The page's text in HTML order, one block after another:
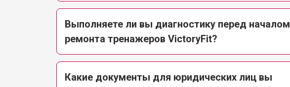
Замена сетевого трансформатора
Ремонт микро-лифта
Выполняете ли вы диагностику перед началом
ремонта тренажеров VictoryFit?
Какие документы для юридических лиц вы